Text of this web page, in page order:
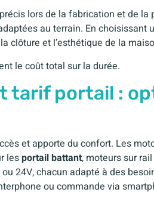
lors de la fabrication et de la
au terrain. En choisissant
clôture et l’esthétique de la
le coût total sur la durée.
tarif portail :
et apporte du confort. Les
lesportail battant, moteurs sur
24V, chacun adapté à des
ou commande via